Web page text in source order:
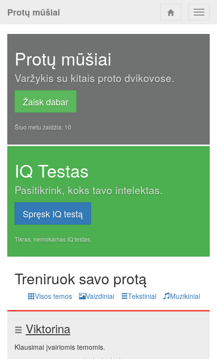
Protų mūšiai
Protų mūšiai
Varžykis su kitais proto dvikovose.
Žaisk dabar
Šiuo metu žaidžia: 10
IQ Testas
Pasitikrink, koks tavo intelektas.
Spręsk IQ testą
Tikras, nemokamas IQ testas.
Treniruok savo protą
Visos temos Vaizdiniai Tekstiniai Muzikiniai
Viktorina
Klausimai įvairiomis temomis.